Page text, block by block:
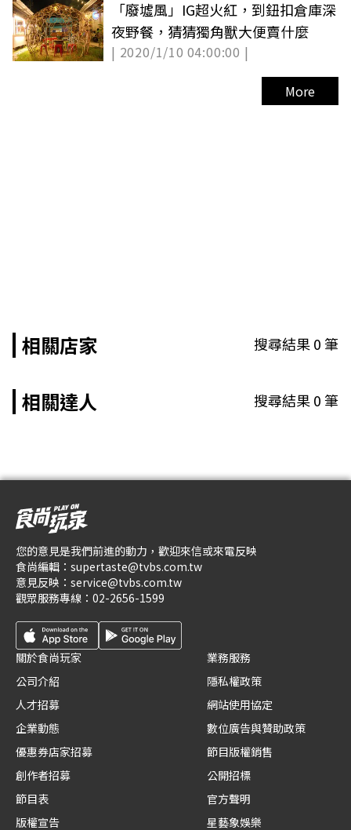
「廢墟風」IG超火紅，到鈕扣倉庫深
夜野餐，猜猜獨角獸大便賣什麼
| 2020/1/10 04:00:00 |
More
相關店家 搜尋結果0筆
相關達人 搜尋結果0筆
您的意見是我們前進的動力，歡迎來信或來電反映
食尚編輯： supertaste@tvbs.com.tw
意見反映： service@tvbs.com.tw
觀眾服務專線： 02-2656-1599
關於食尚玩家
公司介紹
人才招募
企業動態
優惠券店家招募
創作者招募
節目表
版權宣告
業務服務
隱私權政策
網站使用協定
數位廣告與贊助政策
節目版權銷售
公開招標
官方聲明
星藝象娛樂